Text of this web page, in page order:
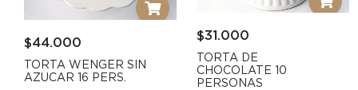
$44.000
TORTA WENGER SIN
AZUCAR 16 PERS.
$31.000
TORTA DE
CHOCOLATE 10
PERSONAS